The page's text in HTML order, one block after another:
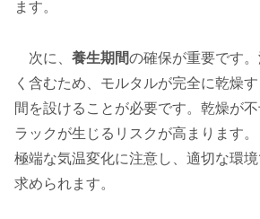
ます。
次に、 養生期間の確保が重要です
く含むため、モルタルが完全に乾燥
間を設けることが必要です。乾燥が
ラックが生じるリスクが高まります
極端な気温変化に注意し、適切な環
求められます。